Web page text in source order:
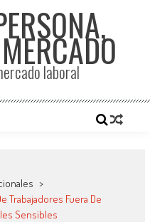
laboral
>
Trabajadores Fuera De
Sensibles